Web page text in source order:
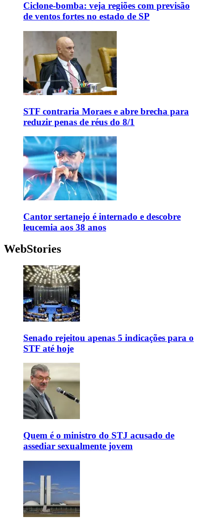
Ciclone-bomba: veja regiões com previsão
de ventos fortes no estado de SP
STF contraria Moraes e abre brecha para
reduzir penas de réus do 8/1
Cantor sertanejo é internado e descobre
leucemia aos 38 anos
WebStories
Senado rejeitou apenas 5 indicações para o
STF até hoje
Quem é o ministro do STJ acusado de
assediar sexualmente jovem